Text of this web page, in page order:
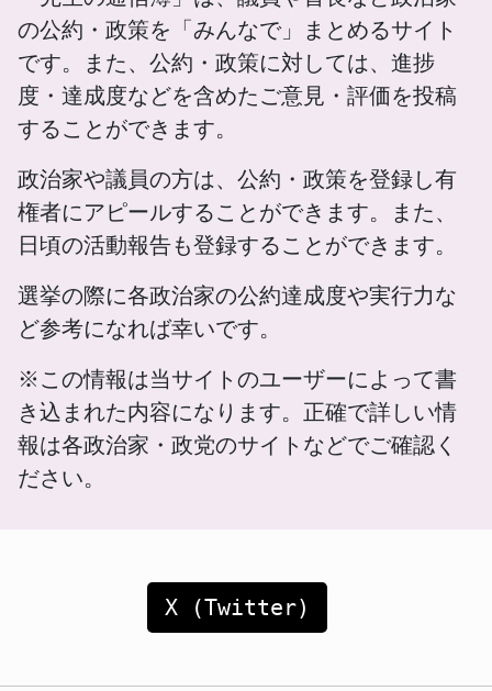
の公約・政策を「みんなで」まとめるサイト
です。また、公約・政策に対しては、進捗
度・達成度などを含めたご意見・評価を投稿
することができます。
政治家や議員の方は、公約・政策を登録し有
権者にアピールすることができます。また、
日頃の活動報告も登録することができます。
選挙の際に各政治家の公約達成度や実行力な
ど参考になれば幸いです。
※この情報は当サイトのユーザーによって書
き込まれた内容になります。正確で詳しい情
報は各政治家・政党のサイトなどでご確認く
ださい。
X (Twitter)